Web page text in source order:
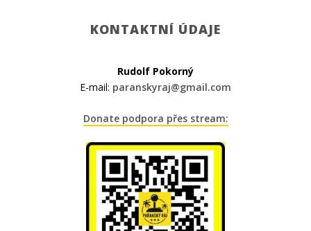
KONTAKTNÍ ÚDAJE
Rudolf Pokorný
E-mail: paranskyraj@gmail.com
Donate podpora přes stream: